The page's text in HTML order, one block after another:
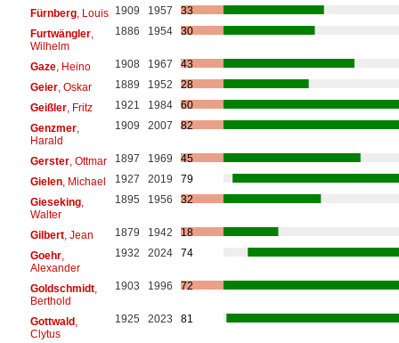
Fürnberg, Louis 1909 1957
33
Furtwängler,
Wilhelm
1886 1954 30
Gaze, Heino 1908 1967
43
Geier, Oskar 1889 1952
28
Geißler, Fritz 1921 1984
60
Genzmer,
Harald
1909 2007 82
Gerster, Ottmar 1897 1969
45
Gielen, Michael 1927 2019
79
Gieseking,
Walter
1895 1956 32
Gilbert, Jean 1879 1942
18
Goehr,
Alexander
1932 2024 74
Goldschmidt,
Berthold
1903 1996 72
Gottwald,
Clytus
1925 2023 81